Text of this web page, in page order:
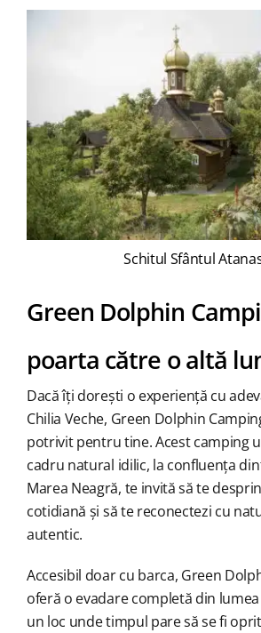
Schitul Sfântul
Green Dolphin
poarta către o altă
Dacă îți dorești o experiență cu
Chilia Veche, Green Dolphin
potrivit pentru tine. Acest camping
cadru natural idilic, la confluența
Marea Neagră, te invită să te
cotidiană și să te reconectezi cu
autentic.
Accesibil doar cu barca, Green
oferă o evadare completă din
un loc unde timpul pare să se fi